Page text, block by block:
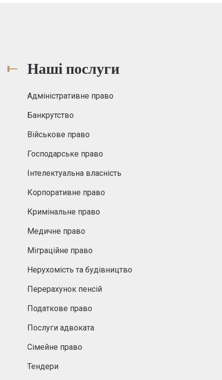
Наші послуги
Адміністративне право
Банкрутство
Військове право
Господарське право
Інтелектуальна власність
Корпоративне право
Кримінальне право
Медичне право
Міграційне право
Нерухомість та будівництво
Перерахунок пенсій
Податкове право
Послуги адвоката
Сімейне право
Тендери